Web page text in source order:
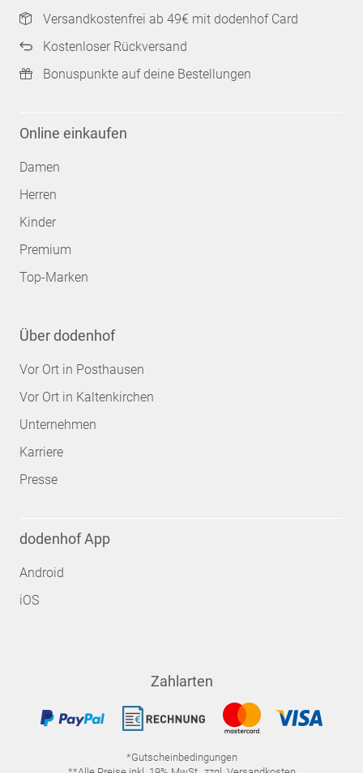
Versandkostenfrei ab 49€ mit dodenhof Card
Kostenloser Rückversand
Bonuspunkte auf deine Bestellungen
Online einkaufen
Damen
Herren
Kinder
Premium
Top-Marken
Über dodenhof
Vor Ort in Posthausen
Vor Ort in Kaltenkirchen
Unternehmen
Karriere
Presse
dodenhof App
Android
iOS
Zahlarten
*Gutscheinbedingungen